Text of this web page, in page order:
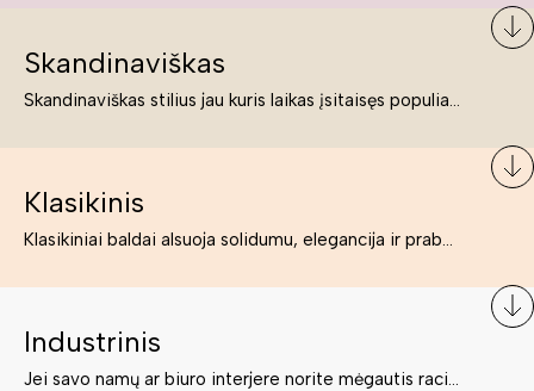
Skandinaviškas
Skandinaviškas stilius jau kuris laikas įsitaisęs populiariausiųjų sąraše. Namai, butai labai dažnai įrengiami remiantis būtent šio stiliaus ypatumais. Dėl švelnių spalvų, praktiškumo ir estetikos jis masina tuos, kurie neabejingi šviesiem ar neutralių spalvų koloritui, paprastumui, funkcionalumui, natūralumui ir stilingai estetikai. Platų skandinaviškų baldų spektrą rasite „Deinavos baldų“ asortimente.
Klasikinis
Klasikiniai baldai alsuoja solidumu, elegancija ir prabanga. Paprastai jie būna masyvūs, kuria didybės įspūdį. Neabejotinai jie bus geriausias pasirinkimas estetiškam ir rafinuotam klasikiniam namų interjerui. Kartais klasikiniai baldai traktuojami kaip senoviniai, bet tai ne tiesa – klasika yra stilius, neišsemiama elegancija ir rafinuotumas.
Industrinis
Jei savo namų ar biuro interjere norite mėgautis racionaliai išnaudotomis erdvėmis, funkcionalumu ir esate neabejingi tamsesniam koloritui bei praktiškiems sprendimams, tuomet industrinis stilius bus būtent tai, ko Jums reikia. O industrinio stiliaus baldus išsirinksite mūsų asortimente.